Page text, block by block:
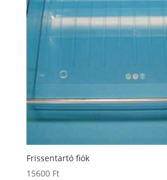
Frissentartó fiók
15600 Ft